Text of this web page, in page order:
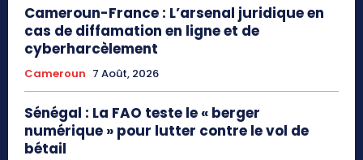
Cameroun-France : L’arsenal juridique en
cas de diffamation en ligne et de
cyberharcèlement
Cameroun 7 Août, 2026
Sénégal : La FAO teste le « berger
numérique » pour lutter contre le vol de
bétail